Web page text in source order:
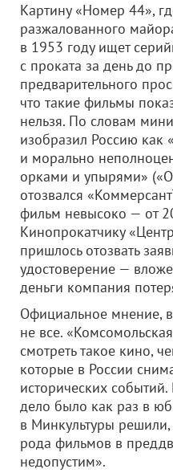
Картину «Номер 44»,
разжалованного
в 1953 году ищет
с проката за день до
предварительного
что такие фильмы
нельзя. По словам
изобразил Россию как
и морально
орками и упырями»
отозвался
фильм невысоко — от
Кинопрокатчику
пришлось отозвать
удостоверение —
деньги компания
Официальное мнение,
не все.
смотреть такое кино,
которые в России
исторических
дело было как раз в
в Минкультуры
рода фильмов в
недопустим».